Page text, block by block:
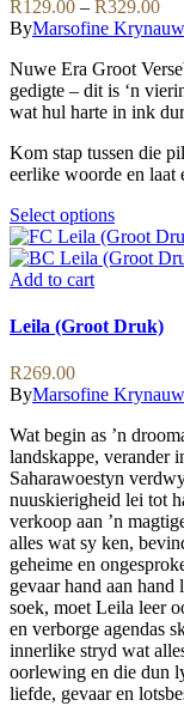
The
options
may
be
chosen
the
product
R129.00 – R329.00
ByMarsofine Krynauw
Nuwe Era Groot
gedigte – dit is ‘n
wat hul harte in ink
Kom stap tussen die
eerlike woorde en laat
Select optionsThis
product
has
The
options
be
chosen
on
the
product
page
Add to cart
Leila (Groot Druk)
R269.00
ByMarsofine Krynauw
Wat begin as ’n
landskappe, verander
Saharawoestyn
nuuskierigheid lei tot
verkoop aan ’n
alles wat sy ken,
geheime en
gevaar hand aan
soek, moet Leila leer
en verborge agendas
innerlike stryd wat
oorlewing en die dun
liefde, gevaar en